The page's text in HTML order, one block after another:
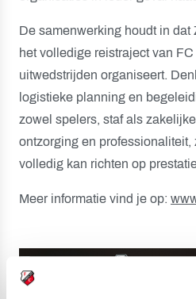
De samenwerking houdt in dat
het volledige reistraject van
uitwedstrijden organiseert.
logistieke planning en
zowel spelers, staf als
ontzorging en professionaliteit,
volledig kan richten op
Meer informatie vind je op: